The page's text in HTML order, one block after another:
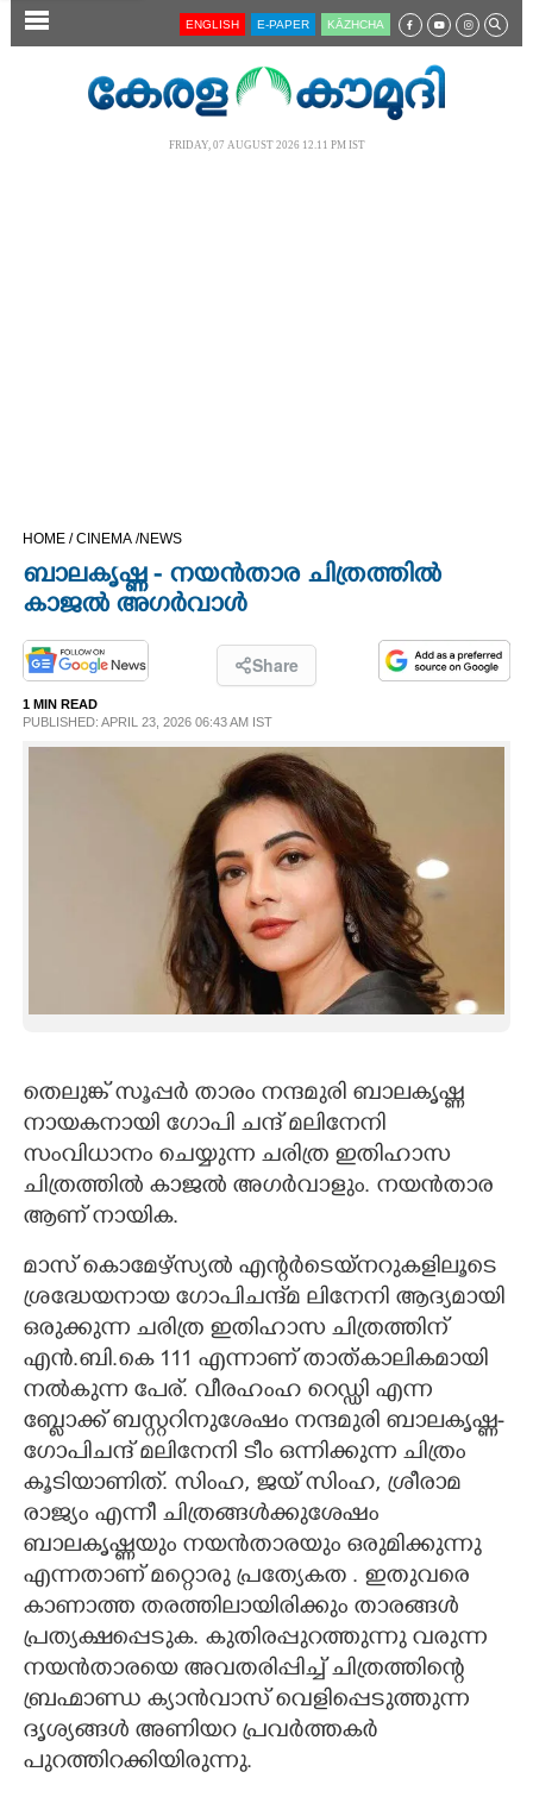
SECTIONS
CARTOONS
LITERATURE
ENGLISH E-PAPER KĀZHCHA
FRIDAY, 07 AUGUST 2026 12.11 PM IST
HOME /CINEMA /NEWS
ബാലകൃഷ്ണ - നയൻതാര ചിത്രത്തിൽ
കാജൽ അഗർവാൾ
Share
1 MIN READ
PUBLISHED: APRIL 23, 2026 06:43 AM IST
തെലുങ്ക് സൂപ്പർ താരം നന്ദമുരി ബാലകൃഷ്ണ
നായകനായി ഗോപി ചന്ദ് മലിനേനി
സംവിധാനം ചെയ്യുന്ന ചരിത്ര ഇതിഹാസ
ചിത്രത്തിൽ കാജൽ അഗർവാളും. നയൻതാര
ആണ് നായിക.
മാസ് കൊമേഴ്സ്യൽ എന്റർടെയ്നറുകളിലൂടെ
ശ്രദ്ധേയനായ ഗോപിചന്ദ്മ ലിനേനി ആദ്യമായി
ഒരുക്കുന്ന ചരിത്ര ഇതിഹാസ ചിത്രത്തിന്
എൻ.ബി.കെ 111 എന്നാണ് താത്കാലികമായി
നൽകുന്ന പേര്. വീരഹംഹ റെഡ്ഡി എന്ന
ബ്ളോക്ക് ബസ്റ്ററിനുശേഷം നന്ദമുരി ബാലകൃഷ്ണ-
ഗോപിചന്ദ് മലിനേനി ടീം ഒന്നിക്കുന്ന ചിത്രം
കൂടിയാണിത്. സിംഹ, ജയ് സിംഹ, ശ്രീരാമ
രാജ്യം എന്നീ ചിത്രങ്ങൾക്കുശേഷം
ബാലകൃഷ്ണയും നയൻതാരയും ഒരുമിക്കുന്നു
എന്നതാണ് മറ്റൊരു പ്രത്യേകത . ഇതുവരെ
കാണാത്ത തരത്തിലായിരിക്കും താരങ്ങൾ
പ്രത്യക്ഷപ്പെടുക. കുതിരപ്പുറത്തുന്നു വരുന്ന
നയൻതാരയെ അവതരിപ്പിച്ച് ചിത്രത്തിന്റെ
ബ്രഹ്മാണ്ഡ ക്യാൻവാസ് വെളിപ്പെടുത്തുന്ന
ദൃശ്യങ്ങൾ അണിയറ പ്രവർത്തകർ
പുറത്തിറക്കിയിരുന്നു.